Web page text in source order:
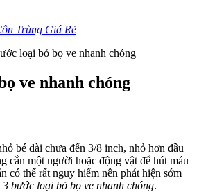
Trùng Giá Rẻ
loại bỏ bọ ve nhanh chóng
ve nhanh chóng
bé dài chưa đến 3/8 inch, nhỏ hơn đầu
cắn một người hoặc động vật để hút máu
có thể rất nguy hiểm nên phát hiện sớm
3 bước loại bỏ bọ ve nhanh chóng.